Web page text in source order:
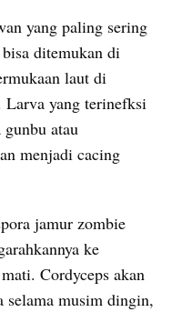
yang paling sering
ditemukan di
laut di
yang terinefksi
atau
menjadi cacing
jamur zombie
ke
Cordyceps akan
selama musim dingin,